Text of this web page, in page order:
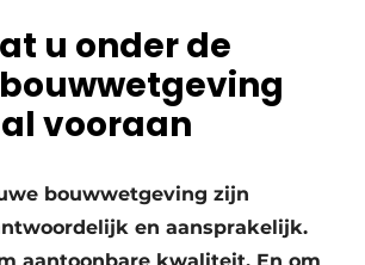
statement
u onder de
vooraan
bouwwetgeving zijn
en aansprakelijk.